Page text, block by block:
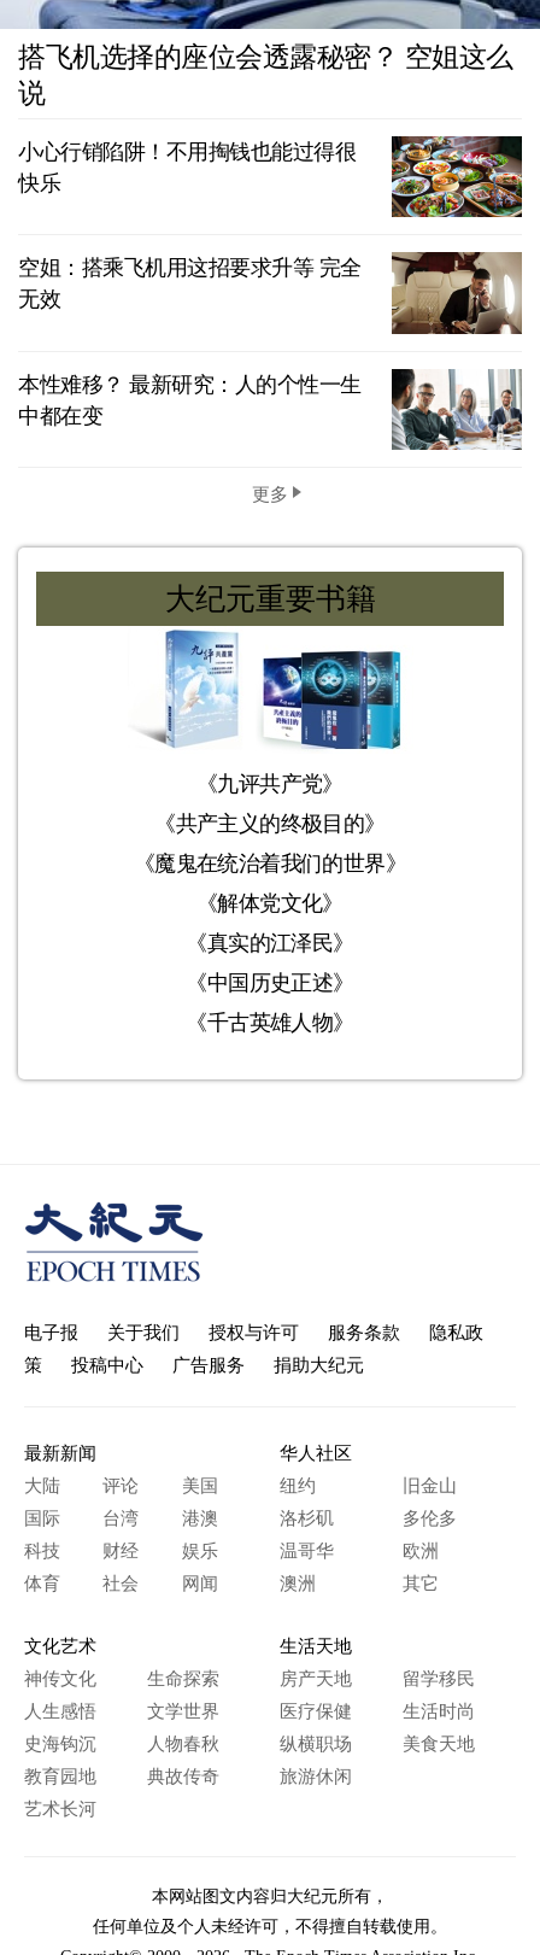
搭飞机选择的座位会透露秘密？ 空姐这么
说
小心行销陷阱！不用掏钱也能过得很
快乐
空姐：搭乘飞机用这招要求升等 完全
无效
本性难移？ 最新研究：人的个性一生
中都在变
更多
大纪元重要书籍
《九评共产党》
《共产主义的终极目的》
《魔鬼在统治着我们的世界》
《解体党文化》
《真实的江泽民》
《中国历史正述》
《千古英雄人物》
电子报 关于我们 授权与许可 服务条款
隐私政
策
投稿中心 广告服务 捐助大纪元
最新新闻
大陆
评论
美国
国际
台湾
港澳
科技
财经
娱乐
体育
社会 网闻
华人社区
纽约
旧金山
洛杉矶
多伦多
温哥华
欧洲
澳洲
其它
文化艺术
神传文化
生命探索
人生感悟
文学世界
史海钩沉
人物春秋
教育园地
典故传奇
艺术长河
生活天地
房产天地
留学移民
医疗保健
生活时尚
纵横职场
美食天地
旅游休闲
本网站图文内容归大纪元所有，
任何单位及个人未经许可，不得擅自转载使用。